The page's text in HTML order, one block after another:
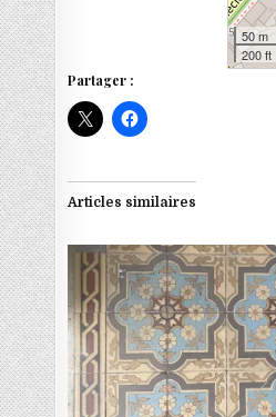
50 m
200 ft
Partager :
Articles similaires